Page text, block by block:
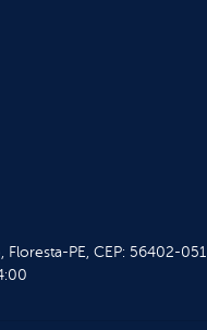
Floresta-PE, CEP: 56402-051